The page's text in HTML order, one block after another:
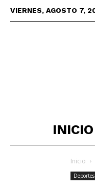
VIERNES, AGOSTO 7,
INICIO
Inicio
Deportes